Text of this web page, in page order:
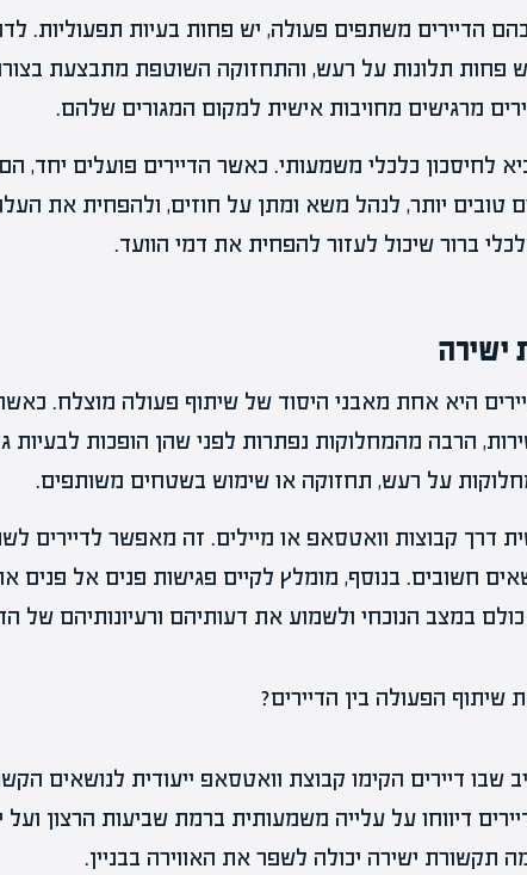
הדיירים משתפים פעולה, יש פחות בעיות תפעוליות.
יש פחות תלונות על רעש, והתחזוקה השוטפת מתבצעת
מרגישים מחויבות אישית למקום המגורים שלהם.
לחיסכון כלכלי משמעותי. כאשר הדיירים פועלים יחד, הם
טובים יותר, לנהל משא ומתן על חוזים, ולהפחית את
ברור שיכול לעזור להפחית את דמי הוועד.
היא אחת מאבני היסוד של שיתוף פעולה מוצלח.
הרבה מהמחלוקות נפתרות לפני שהן הופכות לבעיות
על רעש, תחזוקה או שימוש בשטחים משותפים.
דרך קבוצות וואטסאפ או מיילים. זה מאפשר לדיירים
חשובים. בנוסף, מומלץ לקיים פגישות פנים אל פנים
במצב הנוכחי ולשמוע את דעותיהם ורעיונותיהם של
שבו דיירים הקימו קבוצת וואטסאפ ייעודית לנושאים
דיווחו על עלייה משמעותית ברמת שביעות הרצון ועל
תקשורת ישירה יכולה לשפר את האווירה בבניין.